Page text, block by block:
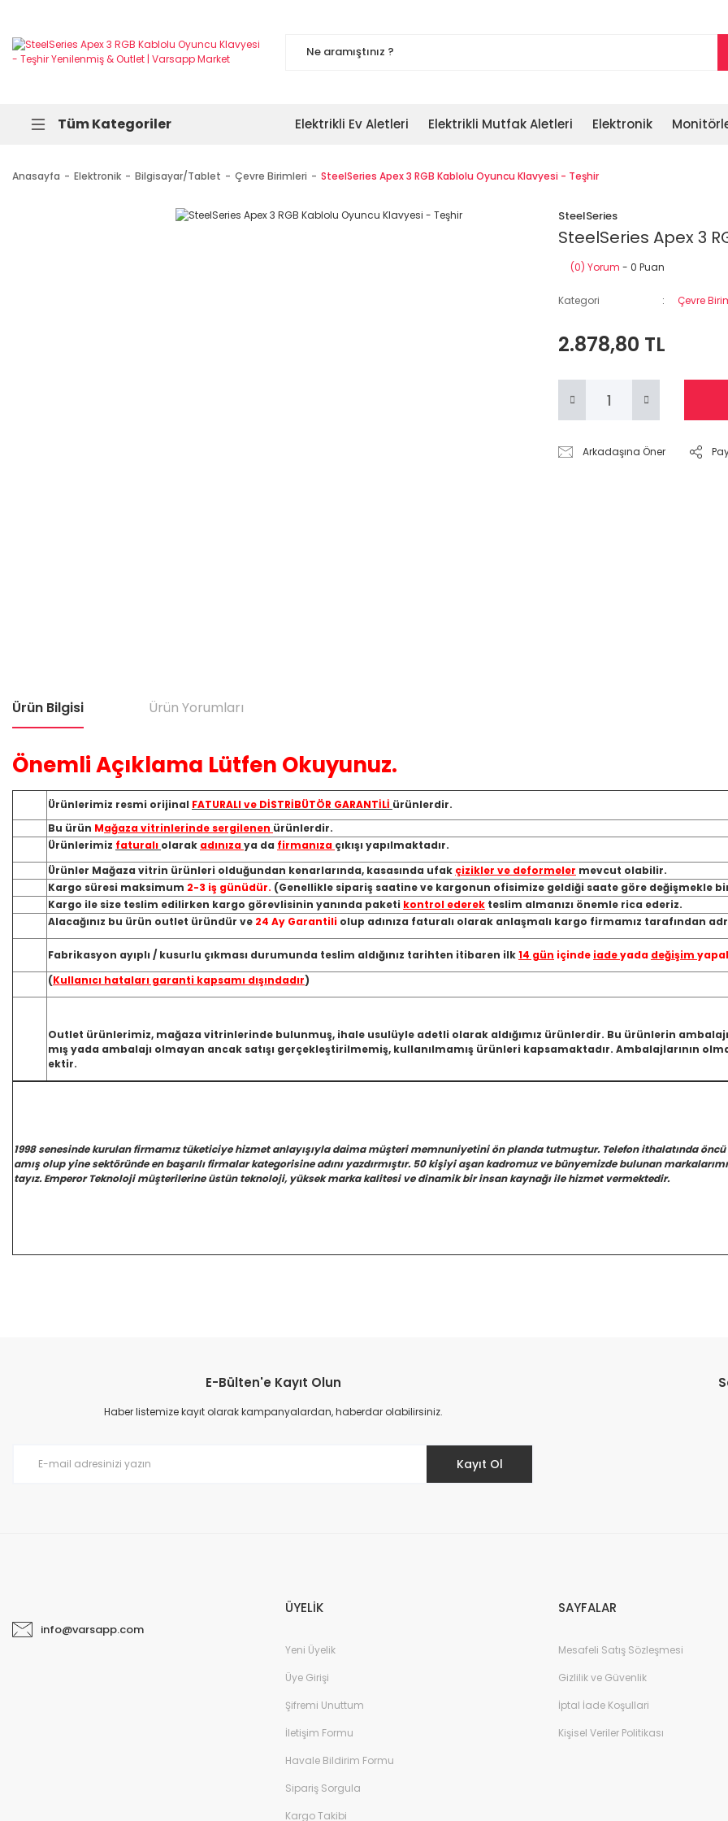
Tüm Kategoriler Elektrikli Ev Aletleri Elektrikli Mutfak Aletleri Elektronik
Anasayfa Elektronik Bilgisayar/Tablet Çevre Birimleri SteelSeries Apex 3 RGB Kablolu Oyuncu Klavyesi - Teşhir
SteelSeries
SteelSeries Apex 3
(0) Yorum - 0 Puan
Kategori Çevre
2.878,80 TL
Arkadaşına Öner
Ürün Bilgisi Ürün Yorumları
Önemli Açıklama Lütfen Okuyunuz.
Ürünlerimiz resmi orijinal FATURALI ve DİSTRİBÜTÖR GARANTİLİ ürünlerdir.
Bu ürün Mağaza vitrinlerinde sergilenen ürünlerdir.
Ürünlerimiz faturalı olarak adınızaya da firmanıza çıkışı yapılmaktadır.
Ürünler Mağaza vitrin ürünleri olduğundan kenarlarında, kasasında ufak çizikler ve deformeler mevcut olabilir.
Kargo süresi maksimum 2-3 iş günüdür. (Genellikle sipariş saatine ve kargonun ofisimize geldiği saate göre değişmekle
Kargo ile size teslim edilirken kargo görevlisinin yanında paketi kontrol ederek teslim almanızı önemle rica ederiz.
Alacağınız bu ürün outlet üründür ve 24 Ay Garantili olup adınıza faturalı olarak anlaşmalı kargo firmamız tarafından
Fabrikasyon ayıplı / kusurlu çıkması durumunda teslim aldığınız tarihten itibaren ilk14 gün içinde iadeyada değişim
(Kullanıcı hataları garanti kapsamı dışındadır)
Outlet ürünlerimiz, mağaza vitrinlerinde bulunmuş, ihale usulüyle adetli olarak aldığımız ürünlerdir. Bu ürünlerin
mış yada ambalajı olmayan ancak satışı gerçekleştirilmemiş, kullanılmamış ürünleri kapsamaktadır. Ambalajlarının
ektir.
1998 senesinde kurulan firmamız tüketiciye hizmet anlayışıyla daima müşteri memnuniyetini ön planda tutmuştur. Telefon ithalatında
amış olup yine sektöründe en başarılı firmalar kategorisine adını yazdırmıştır. 50 kişiyi aşan kadromuz ve bünyemizde bulunan
tayız. Emperor Teknoloji müşterilerine üstün teknoloji, yüksek marka kalitesi ve dinamik bir insan kaynağı ile hizmet vermektedir.
E-Bülten'e Kayıt Olun
Haber listemize kayıt olarak kampanyalardan, haberdar olabilirsiniz.
Kayıt Ol
info@varsapp.com
ÜYELİK
Yeni Üyelik
Üye Girişi
Şifremi Unuttum
İletişim Formu
Havale Bildirim Formu
Sipariş Sorgula
Kargo Takibi
SAYFALAR
Mesafeli Satış Sözleşmesi
Gizlilik ve Güvenlik
İptal İade Koşullari
Kişisel Veriler Politikası